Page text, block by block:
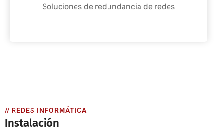
Soluciones de redundancia de redes
// REDES INFORMÁTICA
Instalación